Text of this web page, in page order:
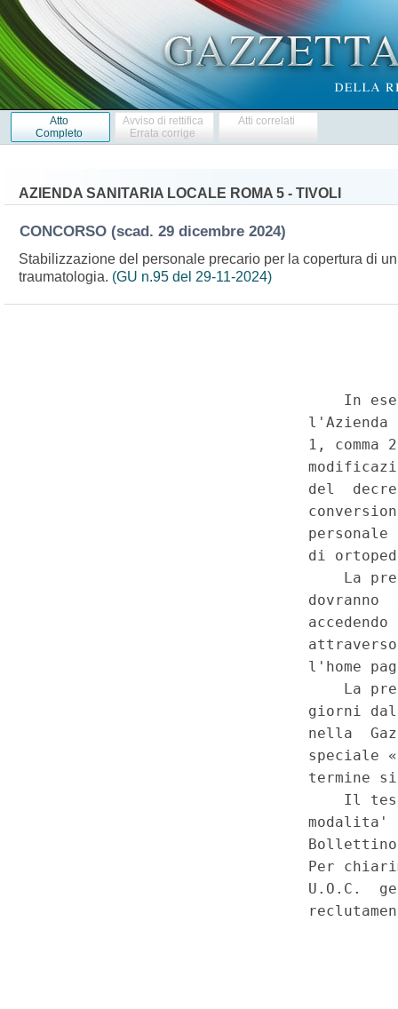
Atto
Completo
Avviso di rettifica
Errata corrige
Atti correlati
AZIENDA SANITARIA LOCALE ROMA 5 - TIVOLI
CONCORSO (scad. 29 dicembre 2024)
Stabilizzazione del personale precario per la copertura di
traumatologia. (GU n.95 del 29-11-2024)